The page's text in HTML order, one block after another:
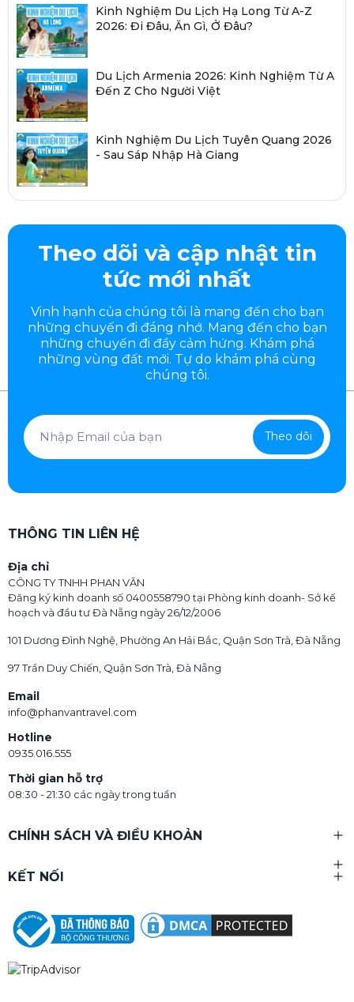
Kinh Nghiệm Du Lịch Hạ Long Từ A-Z
2026: Đi Đâu, Ăn Gì, Ở Đâu?
Du Lịch Armenia 2026: Kinh Nghiệm Từ A
Đến Z Cho Người Việt
Kinh Nghiệm Du Lịch Tuyên Quang 2026
- Sau Sáp Nhập Hà Giang
Theo dõi và cập nhật tin
tức mới nhất
Vinh hạnh của chúng tôi là mang đến cho bạn
những chuyến đi đáng nhớ. Mang đến cho bạn
những chuyến đi đầycảm hứng. Khám phá
những vùng đất mới. Tự do khám phá cùng
chúng tôi.
Theo dõi
THÔNG TIN LIÊN HỆ
Địa chỉ
CÔNG TY TNHH PHAN VĂN
Đăng ký kinh doanh số 0400558790 tại Phòng kinh doanh- Sở kế
hoạch và đầu tư Đà Nẵng ngày 26/12/2006
101 Dương Đình Nghệ, Phường An Hải Bắc, Quận Sơn Trà, Đà Nẵng
97 Trần Duy Chiến, Quận Sơn Trà, Đà Nẵng
Email
info@phanvantravel.com
Hotline
0935.016.555
Thời gian hỗ trợ
08:30 - 21:30 các ngày trong tuần
CHÍNH SÁCH VÀ ĐIỀU KHOẢN
KẾT NỐI